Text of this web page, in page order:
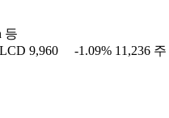
등
9,960 -1.09% 11,236 주